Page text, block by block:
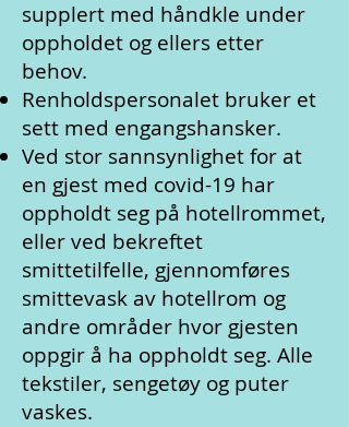
supplert med håndkle under
oppholdet og ellers etter
behov.
Renholdspersonalet bruker et
sett med engangshansker.
Ved stor sannsynlighet for at
en gjest med covid-19 har
oppholdt seg på hotellrommet,
eller ved bekreftet
smittetilfelle, gjennomføres
smittevask av hotellrom og
andre områder hvor gjesten
oppgir å ha oppholdt seg. Alle
tekstiler, sengetøy og puter
vaskes.